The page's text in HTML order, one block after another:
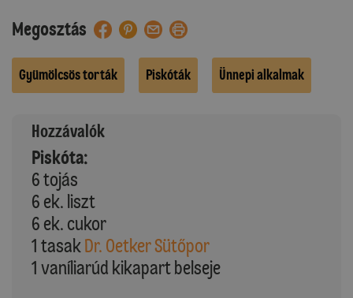
Megosztás
Gyümölcsös torták Piskóták Ünnepi alkalmak
Hozzávalók
Piskóta:
6 tojás
6 ek. liszt
6 ek. cukor
1 tasak Dr. Oetker Sütőpor
1 vaníliarúd kikapart belseje